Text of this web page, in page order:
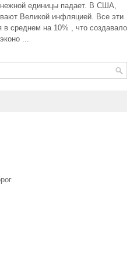
единицы падает. В США,
Великой инфляцией. Все эти
среднем на 10% , что создавало
...